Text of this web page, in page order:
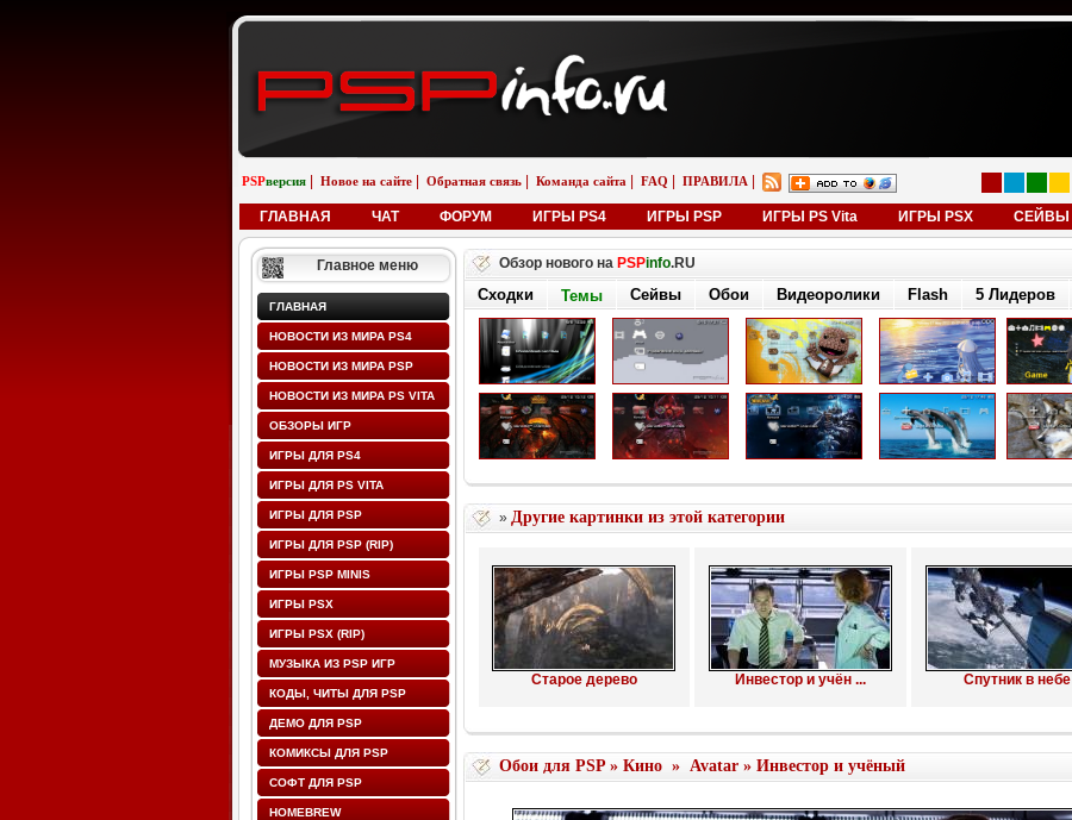
PSPверсия Новое на сайте Обратная связь Команда сайта FAQ ПРАВИЛА
ГЛАВНАЯ ЧАТ ФОРУМ ИГРЫ PS4 ИГРЫ PSP ИГРЫ PS Vita ИГРЫ PSX СЕЙВЫ
Главное меню
ГЛАВНАЯ
НОВОСТИ ИЗ МИРА PS4
НОВОСТИ ИЗ МИРА PSP
НОВОСТИ ИЗ МИРА PS VITA
ОБЗОРЫ ИГР
ИГРЫ ДЛЯ PS4
ИГРЫ ДЛЯ PS VITA
ИГРЫ ДЛЯ PSP
ИГРЫ ДЛЯ PSP (RIP)
ИГРЫ PSP MINIS
ИГРЫ PSX
ИГРЫ PSX (RIP)
МУЗЫКА ИЗ PSP ИГР
КОДЫ, ЧИТЫ ДЛЯ PSP
ДЕМО ДЛЯ PSP
КОМИКСЫ ДЛЯ PSP
СОФТ ДЛЯ PSP
HOMEBREW
Обзор нового на PSPinfo.RU
Сходки Темы Сейвы Обои Видеоролики Flash 5 Лидеров
» Другие картинки из этой категории
Старое дерево Инвестор и учён ... Спутник в небе
Обои для PSP» Кино» Avatar» Инвестор и учёный